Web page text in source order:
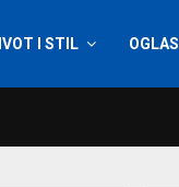
I STIL OGLASI